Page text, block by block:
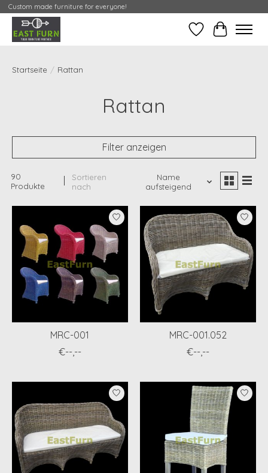
Custom made furniture for everyone!
Wunschzettel
Meine
Startseite / Rattan
Rattan
Filter anzeigen
90
Produkte
Sortieren
nach
Name
aufsteigend
MRC-001
€--,--
MRC-001.052
€--,--